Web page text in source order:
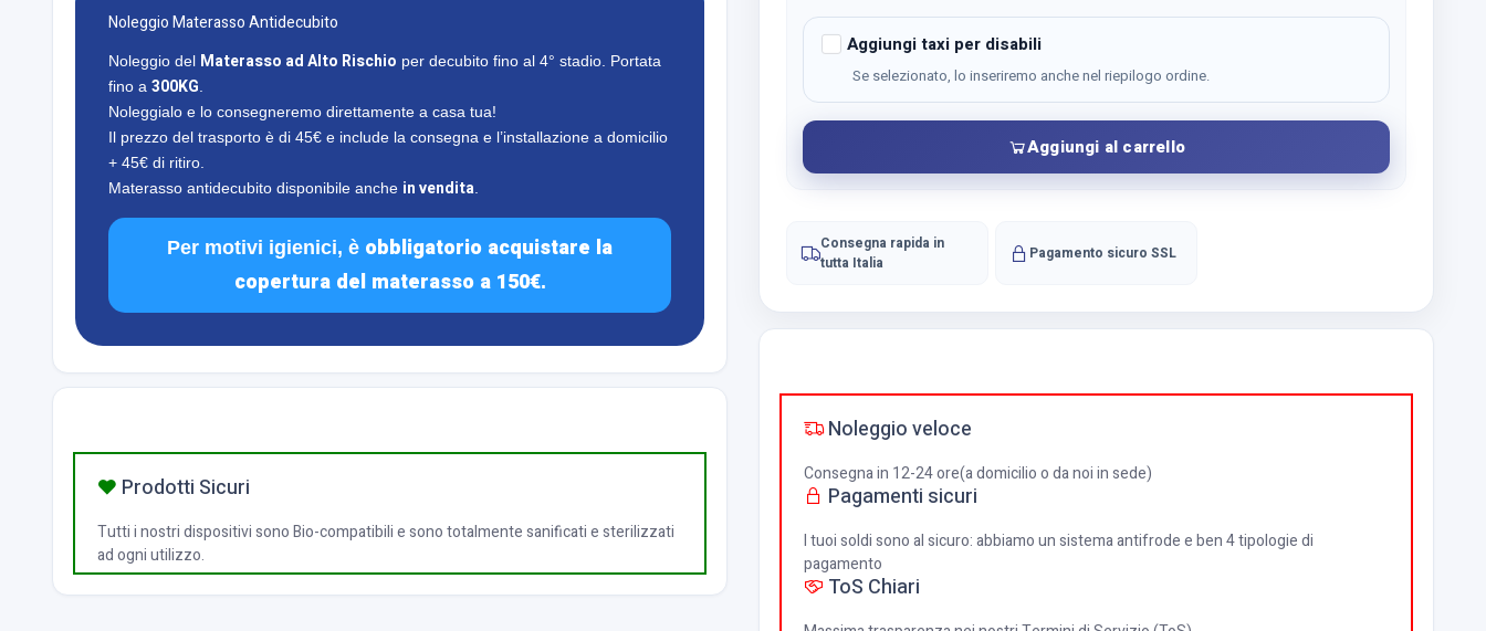
Noleggio Materasso Antidecubito
Noleggio del Materasso ad Alto Rischio per decubito fino al 4° stadio. Portata
fino a 300KG
Noleggialo e lo consegneremo direttamente a casa tua!
Il prezzo del trasporto è di 45€ e include la consegna e l’installazione a domicilio
+ 45€ di ritiro.
Materasso antidecubito disponibile anche in vendita
Per motivi igienici, è obbligatorio acquistare la
copertura del materasso a 150€.
Prodotti Sicuri
Tutti i nostri dispositivi sono Bio-compatibili e sono totalmente sanificati e sterilizzati
ad ogni utilizzo.
Aggiungi taxi per disabili
Se selezionato, lo inseriremo anche nel riepilogo ordine.
Aggiungi al carrello
Consegna rapida in
tutta Italia
Pagamento sicuro SSL
Noleggio veloce
Consegna in 12-24 ore(a domicilio o da noi in sede)
Pagamenti sicuri
I tuoi soldi sono al sicuro: abbiamo un sistema antifrode e ben 4 tipologie di
pagamento
ToS Chiari